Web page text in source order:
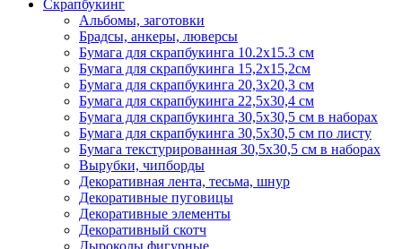
Скрапбукинг
Альбомы, заготовки
Брадсы, анкеры, люверсы
Бумага для скрапбукинга 10.2х15.3 см
Бумага для скрапбукинга 15,2х15,2см
Бумага для скрапбукинга 20,3х20,3 см
Бумага для скрапбукинга 22,5х30,4 см
Бумага для скрапбукинга 30,5х30,5 см в наборах
Бумага для скрапбукинга 30,5х30,5 см по листу
Бумага текстурированная 30,5х30,5 см в наборах
Вырубки, чипборды
Декоративная лента, тесьма, шнур
Декоративные пуговицы
Декоративные элементы
Декоративный скотч
Дыроколы фигурные